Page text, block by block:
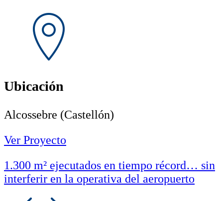
Ubicación
Alcossebre (Castellón)
Ver Proyecto
1.300 m² ejecutados en tiempo récord… sin
interferir en la operativa del aeropuerto